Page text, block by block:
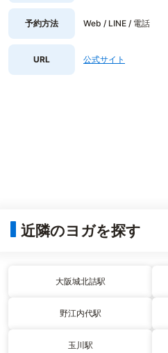
予約方法 Web / LINE / 電話
URL 公式サイト
近隣のヨガを探す
大阪城北詰駅
野江内代駅
玉川駅